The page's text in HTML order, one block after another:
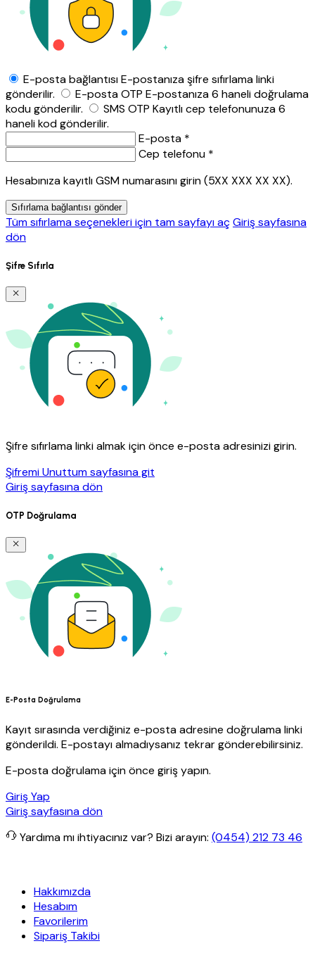
E-posta bağlantısıE-postanıza şifre sıfırlama linki
gönderilir.
E-posta OTP E-postanıza 6 haneli doğrulama
kodu gönderilir.
SMS OTP Kayıtlı cep telefonunuza 6
haneli kod gönderilir.
E-posta *
Cep telefonu *
Hesabınıza kayıtlı GSM numarasını girin (5XX XXX XX XX).
Sıfırlama bağlantısı gönder
Tüm sıfırlama seçenekleri için tam sayfayı açGiriş sayfasına
dön
Şifre Sıfırla
Şifre sıfırlama linki almak için önce e-posta adresinizi girin.
Şifremi Unuttum sayfasına git
Giriş sayfasına dön
OTP Doğrulama
E-Posta Doğrulama
Kayıt sırasında verdiğiniz e-posta adresine doğrulama linki
gönderildi. E-postayı almadıysanız tekrar gönderebilirsiniz.
E-posta doğrulama için önce giriş yapın.
Giriş Yap
Giriş sayfasına dön
Yardıma mı ihtiyacınız var? Bizi arayın: (0454) 212 73 46
Hakkımızda
Hesabım
Favorilerim
Sipariş Takibi